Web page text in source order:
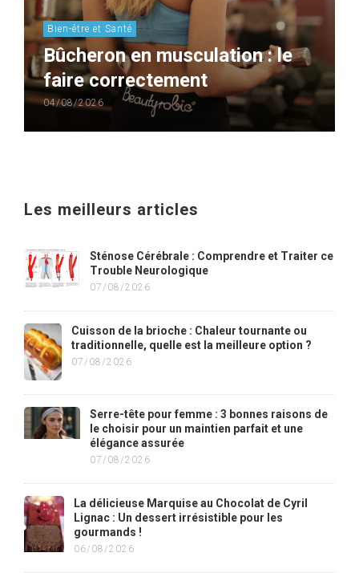
Bien-être et Santé
Bûcheron en musculation : le
faire correctement
04/08/2026
Les meilleurs articles
Sténose Cérébrale : Comprendre et Traiter ce
Trouble Neurologique
07/08/2026
Cuisson de la brioche : Chaleur tournante ou
traditionnelle, quelle est la meilleure option ?
07/08/2026
Serre-tête pour femme : 3 bonnes raisons de
le choisir pour un maintien parfait et une
élégance assurée
07/08/2026
La délicieuse Marquise au Chocolat de Cyril
Lignac : Un dessert irrésistible pour les
gourmands !
06/08/2026